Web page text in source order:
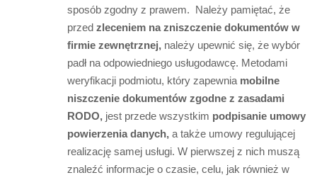
sposób zgodny z prawem. Należy pamiętać, że
przed zleceniem na zniszczenie dokumentów w
firmie zewnętrznej, należy upewnić się, że wybór
padł na odpowiedniego usługodawcę. Metodami
weryfikacji podmiotu, który zapewnia mobilne
niszczenie dokumentów zgodne z zasadami
RODO, jest przede wszystkim podpisanie umowy
powierzenia danych, a także umowy regulującej
realizację samej usługi. W pierwszej z nich muszą
znaleźć informacje o czasie, celu, jak również w